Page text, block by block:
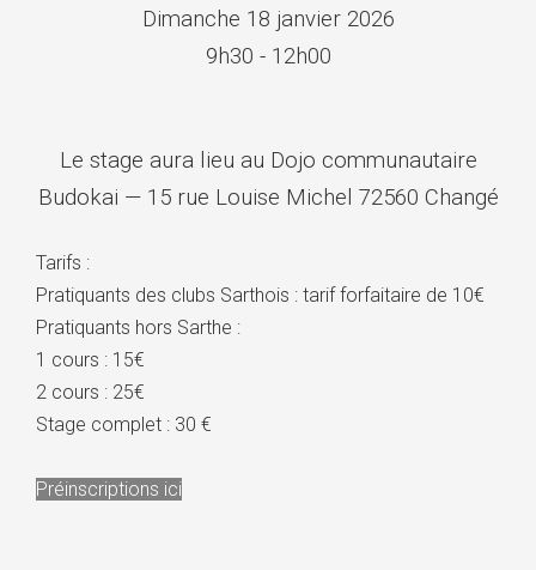
Dimanche 18 janvier 2026
9h30 - 12h00
Le stage aura lieu au Dojo communautaire
Budokai — 15 rue Louise Michel 72560 Changé
Tarifs :
Pratiquants des clubs Sarthois : tarif forfaitaire de 10€
Pratiquants hors Sarthe :
1 cours : 15€
2 cours : 25€
Stage complet : 30 €
Préinscriptions ici